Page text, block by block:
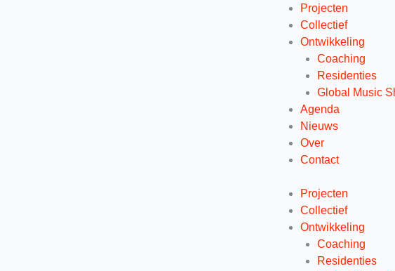
Projecten
Collectief
Ontwikkeling
Coaching
Residenties
Global Music
Agenda
Nieuws
Over
Contact
Projecten
Collectief
Ontwikkeling
Coaching
Residenties